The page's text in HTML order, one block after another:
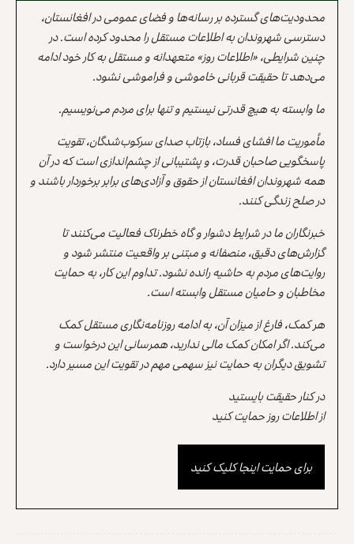
محدودیت‌های گسترده بر رسانه‌ها و فضای عمومی در افغانستان،
دسترسی شهروندان به اطلاعات مستقل را محدود کرده است. در
چنین شرایطی، «اطلاعات روز» متعهدانه و مستقل به کار خود ادامه
می‌دهد تا حقیقت قربانی خاموشی و فراموشی نشود.
ما وابسته به هیچ قدرتی نیستیم و تنها برای مردم می‌نویسیم.
مأموریت ما افشای فساد، بازتاب صدای سرکوب‌شدگان، تقویت
پاسخگویی صاحبان قدرت، و پشتیبانی از چشم‌اندازی است که در آن
همه شهروندان افغانستان از حقوق و آزادی‌های برابر برخوردار باشند و
در صلح زندگی کنند.
خبرنگاران ما در شرایط دشوار و گاه خطرناک فعالیت می‌کنند تا
گزارش‌های دقیق، منصفانه و مبتنی بر واقعیت منتشر شود و
روایت‌های مردم به حاشیه رانده نشود. تداوم این کار، به حمایت
مخاطبان و حامیان مستقل وابسته است.
هر کمک، فارغ از میزان آن، به ادامه روزنامه‌نگاری مستقل کمک
می‌کند. اگر امکان کمک مالی ندارید، همرسانی این درخواست و
تشویق دیگران به حمایت نیز سهمی مهم در تقویت این مسیر دارد.
در کنار حقیقت بایستید
از اطلاعات روز حمایت کنید
برای حمایت اینجا کلیک کنید